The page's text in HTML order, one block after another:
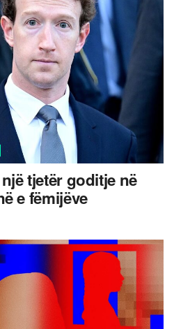
tjetër goditje në
e fëmijëve